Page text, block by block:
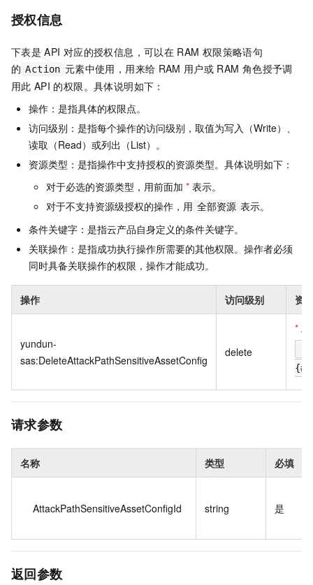
授权信息
下表是 API 对应的授权信息，可以在 RAM 权限策略语句
的 Action 元素中使用，用来给 RAM 用户或 RAM 角色授予调
用此 API 的权限。具体说明如下：
操作：是指具体的权限点。
访问级别：是指每个操作的访问级别，取值为写入（Write）、
读取（Read）或列出（List）。
资源类型：是指操作中支持授权的资源类型。具体说明如下：
对于必选的资源类型，用前面加 * 表示。
对于不支持资源级授权的操作，用 全部资源 表示。
条件关键字：是指云产品自身定义的条件关键字。
关联操作：是指成功执行操作所需要的其他权限。操作者必须
同时具备关联操作的权限，操作才能成功。
操作 访问级别 资
yundun-
sas:DeleteAttackPathSensitiveAssetConfig
delete
*
请求参数
名称 类型 必填
AttackPathSensitiveAssetConfigId string 是
返回参数